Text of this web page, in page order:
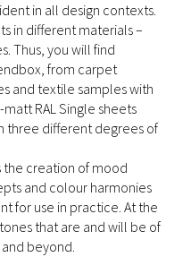
in all design contexts.
in different materials –
Thus, you will find
from carpet
and textile samples with
RAL Single sheets
three different degrees of
the creation of mood
and colour harmonies
for use in practice. At the
that are and will be of
beyond.